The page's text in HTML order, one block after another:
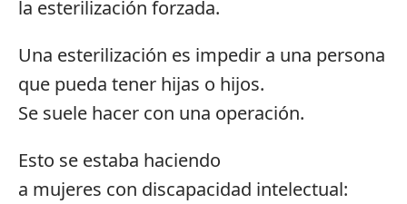
la esterilización forzada.
Una esterilización es impedir a una persona
que pueda tener hijas o hijos.
Se suele hacer con una operación.
Esto se estaba haciendo
a mujeres con discapacidad intelectual: